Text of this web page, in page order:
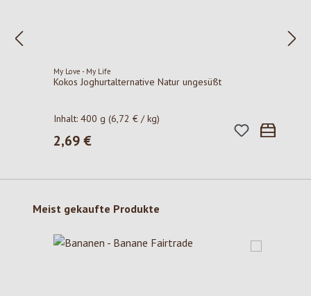
My Love - My Life
Kokos Joghurtalternative Natur ungesüßt
Inhalt:400 g(6,72 € / kg)
Regulärer Preis:
2,69 €
Produktgalerie überspringen
Meist gekaufte Produkte